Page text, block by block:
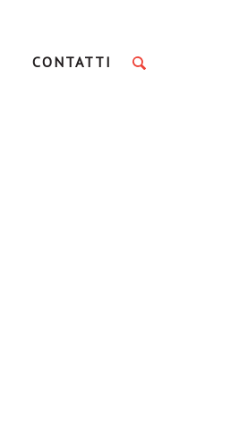
CONTATTI